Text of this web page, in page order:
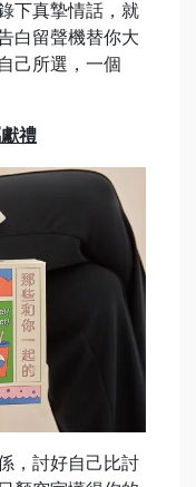
下真摯情話，就
白留聲機替你大
己所選，一個
禮
，討好自己比討